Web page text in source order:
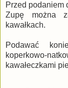
Przed podaniem
Zupę można
kawałkach.
Podawać
koperkowo-
kawałeczkami